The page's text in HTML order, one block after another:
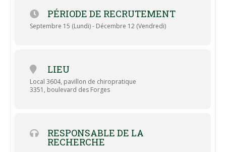
La réalisation d’exercices physiques représentatifs de
la vie quotidienne
Ce projet de recherche a été approuvé par le comité d’éthique
de la recherche sur les êtres humains de l’Université du
Québec à Trois-Rivières (CER-24-315-07.01).
PÉRIODE DE RECRUTEMENT
Septembre 15 (Lundi) - Décembre 12 (Vendredi)
LIEU
Local 3604, pavillon de chiropratique
3351, boulevard des Forges
RESPONSABLE DE LA
RECHERCHE